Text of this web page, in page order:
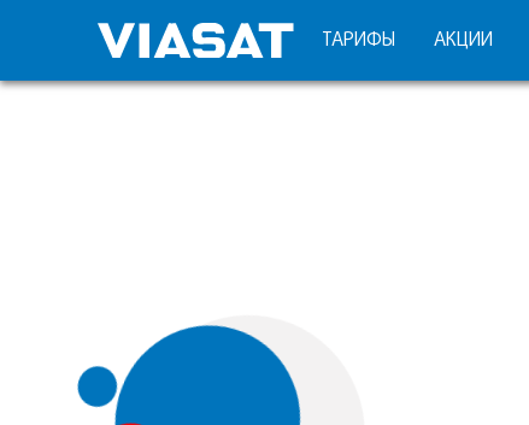
ТАРИФЫ АКЦИИ